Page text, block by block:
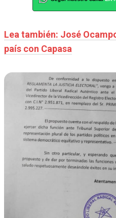
Lea también: José
país con Capasa